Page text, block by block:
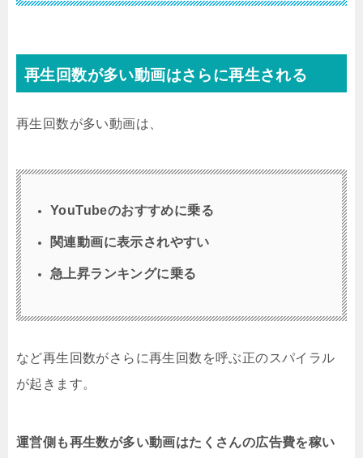
再生回数が多い動画はさらに再生される
再生回数が多い動画は、
YouTubeのおすすめに乗る
関連動画に表示されやすい
急上昇ランキングに乗る
など再生回数がさらに再生回数を呼ぶ正のスパイラル
が起きます。
運営側も再生数が多い動画はたくさんの広告費を稼い